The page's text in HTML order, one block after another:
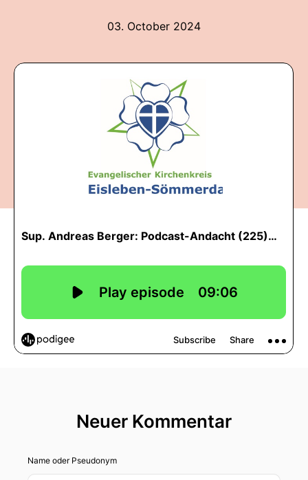
03. October 2024
Neuer Kommentar
Name oder Pseudonym